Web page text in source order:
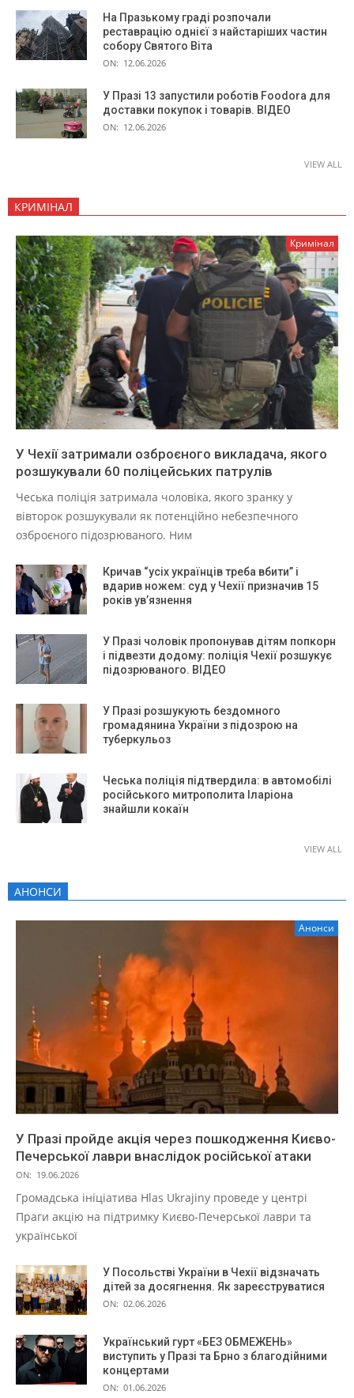
На Празькому граді розпочали
реставрацію однієї з найстаріших частин
собору Святого Віта
ON: 12.06.2026
У Празі 13 запустили роботів Foodora для
доставки покупок і товарів. ВІДЕО
ON: 12.06.2026
VIEW ALL
КРИМІНАЛ
Кримінал
У Чехії затримали озброєного викладача, якого
розшукували 60 поліцейських патрулів
Чеська поліція затримала чоловіка, якого зранку у
вівторок розшукували як потенційно небезпечного
озброєного підозрюваного. Ним
Кричав “усіх українців треба вбити” і
вдарив ножем: суд у Чехії призначив 15
років ув’язнення
У Празі чоловік пропонував дітям попкорн
і підвезти додому: поліція Чехії розшукує
підозрюваного. ВІДЕО
У Празі розшукують бездомного
громадянина України з підозрою на
туберкульоз
Чеська поліція підтвердила: в автомобілі
російського митрополита Іларіона
знайшли кокаїн
VIEW ALL
АНОНСИ
Анонси
У Празі пройде акція через пошкодження Києво-
Печерської лаври внаслідок російської атаки
ON: 19.06.2026
Громадська ініціатива Hlas Ukrajiny проведе у центрі
Праги акцію на підтримку Києво-Печерської лаври та
української
У Посольстві України в Чехії відзначать
дітей за досягнення. Як зареєструватися
ON: 02.06.2026
Український гурт «БЕЗ ОБМЕЖЕНЬ»
виступить у Празі та Брно з благодійними
концертами
ON: 01.06.2026